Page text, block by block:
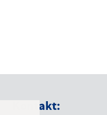
Kontakt: